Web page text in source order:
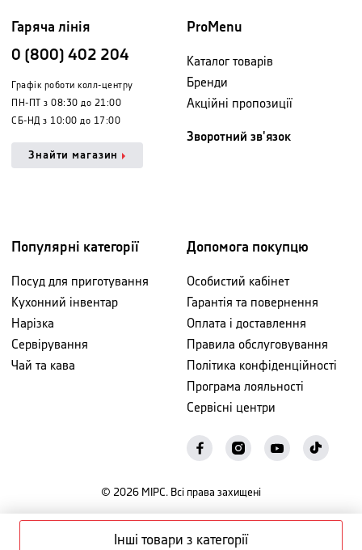
Інші товари з категорії
Гаряча лінія
0 (800) 402 204
Графік роботи колл-центру
ПН-ПТ з 08:30 до 21:00
СБ-НД з 10:00 до 17:00
Знайти магазин
ProMenu
Каталог товарів
Бренди
Акційні пропозиції
Зворотний зв'язок
Популярні категорії
Посуд для приготування
Кухонний інвентар
Нарізка
Сервірування
Чай та кава
Допомога покупцю
Особистий кабінет
Гарантія та повернення
Оплата і доставлення
Правила обслуговування
Політика конфіденційності
Програма лояльності
Сервісні центри
© 2026 МІРС. Всі права захищені